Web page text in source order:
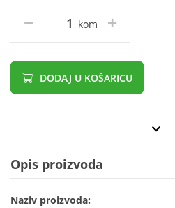
kom
DODAJ U KOŠARICU
Opis proizvoda
Naziv proizvoda: